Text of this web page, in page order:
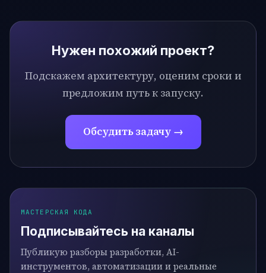
Нужен похожий проект?
Подскажем архитектуру, оценим сроки и
предложим путь к запуску.
Обсудить задачу →
МАСТЕРСКАЯ КОДА
Подписывайтесь на каналы
Публикую разборы разработки, AI-
инструментов, автоматизации и реальные